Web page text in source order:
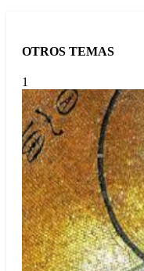
OTROS TEMAS
1